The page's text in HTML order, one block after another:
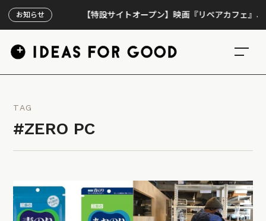
お知らせ 【特設サイトオープン】映画『リペアカフェ』、上映
TAG
#ZERO PC